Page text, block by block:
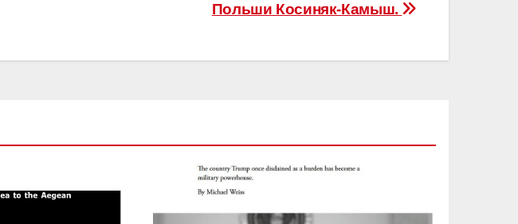
Польши Косиняк-Камыш.